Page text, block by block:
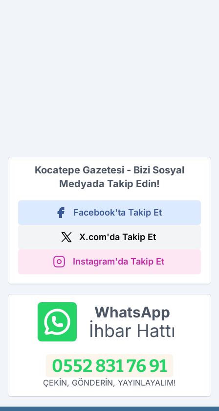
Kocatepe Gazetesi - Bizi Sosyal
Medyada Takip Edin!
Facebook'ta Takip Et
X.com'da Takip Et
Instagram'da Takip Et
WhatsApp
İhbar Hattı
0552 831 76 91
ÇEKİN, GÖNDERİN, YAYINLAYALIM!